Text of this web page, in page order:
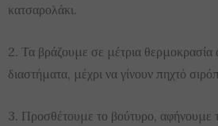
κατσαρολάκι.
2. Τα βράζουμε σε μέτρια θερμοκρασία
διαστήματα, μέχρι να γίνουν πηχτό
3. Προσθέτουμε το βούτυρο, αφήνουμε